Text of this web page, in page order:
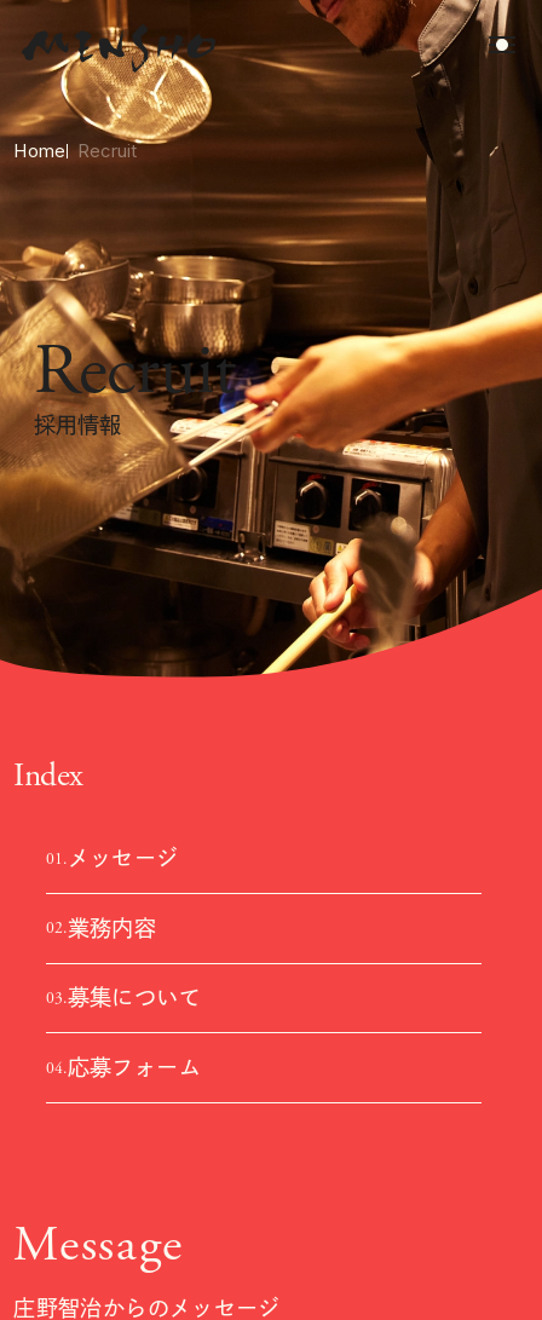
Home Recruit
Recruit
採用情報
Index
01. メッセージ
02.業務内容
03.募集について
04.応募フォーム
Message
庄野智治からのメッセージ